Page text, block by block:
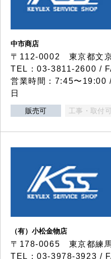
中市商店
〒112-0002 東京都文
TEL：03-3811-2600 /
営業時間：7:45〜19:00
日
販売可 工事・取付可
（有）小松金物店
〒178-0065 東京都練
TEL：03-3978-3923 /